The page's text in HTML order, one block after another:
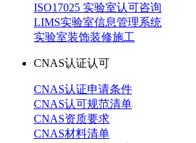
ISO17025 实验室认可咨询
LIMS实验室信息管理系统
实验室装饰装修施工
CNAS认证认可
CNAS认证申请条件
CNAS认可规范清单
CNAS资质要求
CNAS材料清单